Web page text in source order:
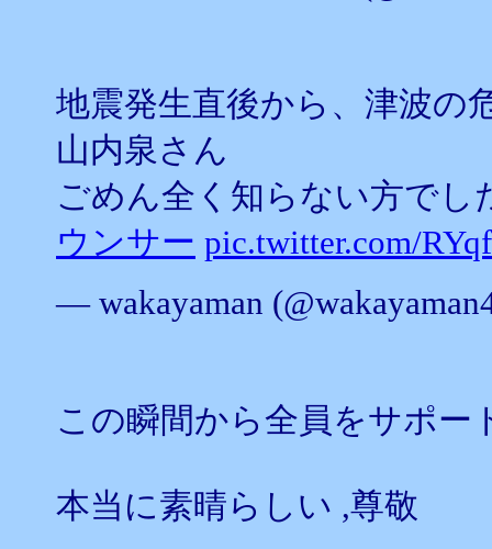
地震発生直後から、津波の
山内泉さん
ごめん全く知らない方でし
ウンサー pic.twitter.com/
— wakayaman
この瞬間から全員をサポ
本当に素晴らしい ,尊敬